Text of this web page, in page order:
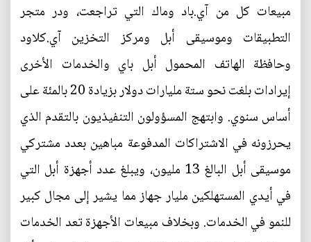
مبيعات كل من آي.باد وماك التي تراجعت، ودر متجر
التطبيقات وموسيقى أبل ومركز التخزين آي.كلاود
وحافظة الهاتف المحمول أبل باي والخدمات الأخرى
إيرادات بلغت نحو ستة مليارات دولار بزيادة 20 بالمئة على
أساس سنوي. وابتهج المسؤولون التنفيذيون بالتقدم الذي
يحرزونه في الاشتراكات المدفوعة مباهين بعدد مشتركي
موسيقى أبل البالغ 13 مليون، ويبلغ عدد أجهزة أبل التي
في أيدي المستهلكين مليار جهاز مما يشير إلى مجال كبير
للنمو في الخدمات. وبخلاف مبيعات الأجهزة تعد الخدمات